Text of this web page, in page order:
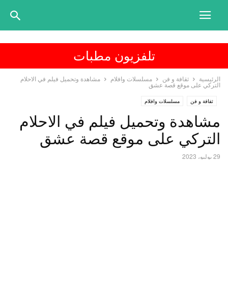
تلفزيون مطبات
الرئيسية ثقافة و فن مسلسلات وافلام
مشاهدة وتحميل فيلم في الاحلام
التركي على موقع قصة عشق
ثقافة و فن مسلسلات وافلام
مشاهدة وتحميل فيلم في الاحلام
التركي على موقع قصة عشق
29 يوليو، 2023